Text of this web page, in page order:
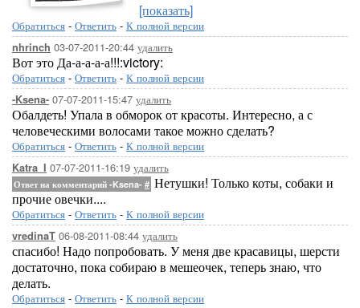
[показать]
Обратиться - Ответить - К полной версии
nhrinch 03-07-2011-20:44 удалить
Вот это Да-а-а-а-а!!!:victory:
Обратиться - Ответить - К полной версии
-Ksena- 07-07-2011-15:47 удалить
Обалдеть! Упала в обморок от красоты. Интересно, а с
человеческими волосами такое можно сделать?
Обратиться - Ответить - К полной версии
Katra_I 07-07-2011-16:19 удалить
Ответ на комментарий -Ksena- # Нетушки! Только коты, собаки и
прочие овечки....
Обратиться - Ответить - К полной версии
vredinaT 06-08-2011-08:44 удалить
спасибо! Надо попробовать. У меня две красавицы, шерсти
достаточно, пока собираю в мешеочек, теперь знаю, что
делать.
Обратиться - Ответить - К полной версии